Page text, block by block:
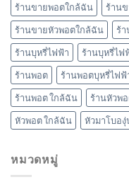
ร้านขายพอตใกล้ฉัน
ร้าน
ร้านขายหัวพอตใกล้ฉัน
ร้
ร้านบุหรี่ไฟฟ้า
ร้านบุหรี่ไฟ
ร้านพอต
ร้านพอตบุหรี่ไฟ
ร้านพอต ใกล้ฉัน
ร้านหัวพ
หัวพอต ใกล้ฉัน
หัวมาโบองุ่
หมวดหมู่